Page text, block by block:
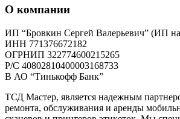
О компании
ИП “Бровкин Сергей Валерьевич” (ИП
ИНН 771376672182
ОГРНИП 322774600215265
P/C 40802810400003168733
В АО “Тинькофф Банк”
ТСД Мастер, является надежным
ремонта, обслуживания и аренды